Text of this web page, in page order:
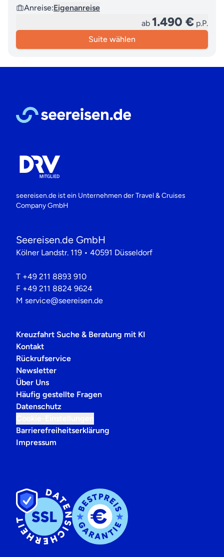
Anreise:Eigenanreise
ab 1.490 € p.P.
Suite wählen
seereisen.de ist ein Unternehmen derTravel & Cruises
Company GmbH
Seereisen.de GmbH
Kölner Landstr. 119 • 40591 Düsseldorf
T +49 211 8893 910
F +49 211 8824 9624
M service@seereisen.de
Kreuzfahrt Suche & Beratung mit KI
Kontakt
Rückrufservice
Newsletter
Über Uns
Häufig gestellte Fragen
Datenschutz
Barrierefreiheitserklärung
Impressum